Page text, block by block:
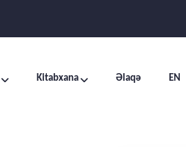
Kitabxana Əlaqə EN